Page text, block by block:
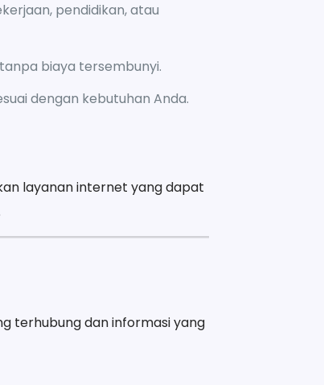
pendidikan, atau
biaya tersembunyi.
dengan kebutuhan Anda.
layanan internet yang dapat
terhubung dan informasi yang